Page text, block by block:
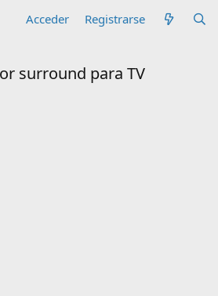
Acceder Registrarse
surround para TV